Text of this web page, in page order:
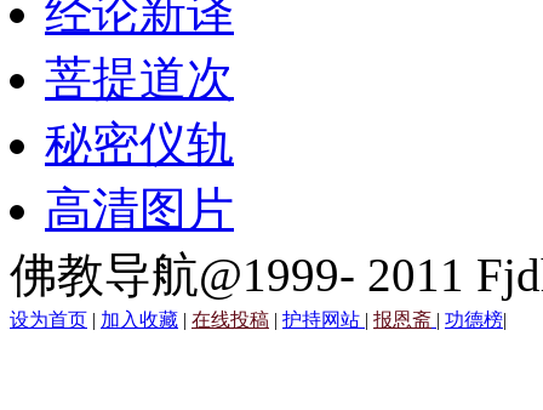
经论新译
菩提道次
秘密仪轨
高清图片
佛教导航@1999- 2011
设为首页 | 加入收藏 | 在线投稿 | 护持网站 | 报恩斋 | 功德榜|